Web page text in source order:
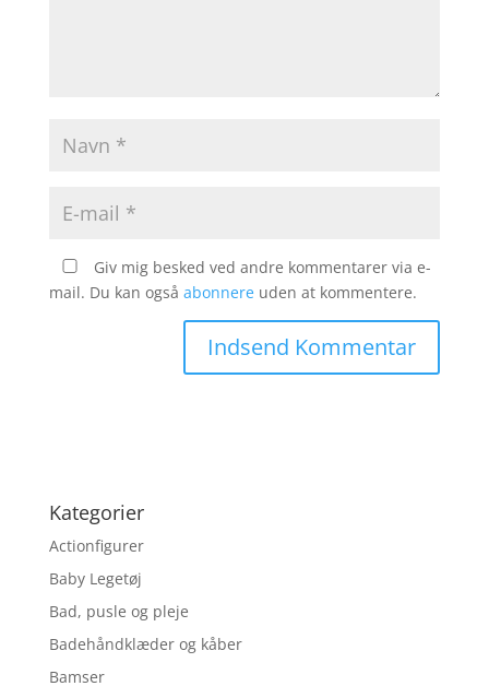
Giv mig besked ved andre kommentarer via e-
mail. Du kan også abonnereuden at kommentere.
Kategorier
Actionfigurer
Baby Legetøj
Bad, pusle og pleje
Badehåndklæder og kåber
Bamser